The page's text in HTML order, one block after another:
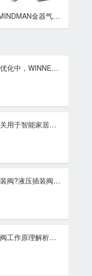
MINDMAN金器气缸 MCJI系列薄型（治具）气压缸
液压系统性能优化中，WINNER二通插装阀需要关注哪些环节
经登感应式开关用于智能家居控制，兼顾自动感应与日常操作便捷性
什么是液压插装阀?液压插装阀工作原理
达众脉冲电磁阀工作原理解析：从电磁控制到脉冲响应